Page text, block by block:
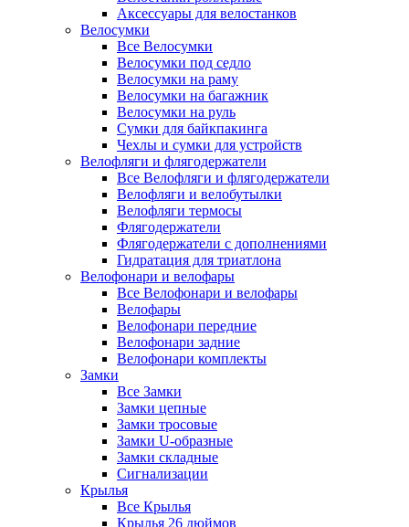
Аксессуары для велостанков
Велосумки
Все Велосумки
Велосумки под седло
Велосумки на раму
Велосумки на багажник
Велосумки на руль
Сумки для байкпакинга
Чехлы и сумки для устройств
Велофляги и флягодержатели
Все Велофляги и флягодержатели
Велофляги и велобутылки
Велофляги термосы
Флягодержатели
Флягодержатели с дополнениями
Гидратация для триатлона
Велофонари и велофары
Все Велофонари и велофары
Велофары
Велофонари передние
Велофонари задние
Велофонари комплекты
Замки
Все Замки
Замки цепные
Замки тросовые
Замки U-образные
Замки складные
Сигнализации
Крылья
Все Крылья
Крылья 26 дюймов